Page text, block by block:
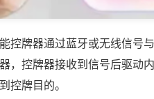
控牌器通过蓝牙或无线信号
，控牌器接收到信号后驱动
控牌目的。